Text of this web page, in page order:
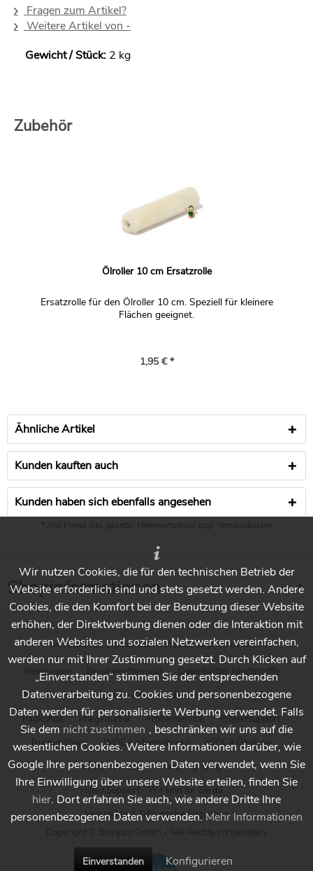
Fragen zum Artikel?
Weitere Artikel von -
Gewicht / Stück: 2 kg
Zubehör
Ölroller 10 cm Ersatzrolle
Ersatzrolle für den Ölroller 10 cm. Speziell für kleinere
Flächen geeignet.
1,95 € *
Ähnliche Artikel
Kunden kauften auch
Kunden haben sich ebenfalls angesehen
* Alle Preise inkl. gesetzl. Mehrwertsteuer zzgl. Versandkosten
Shopinformationen
* Alle Preise inkl. gesetzl. Mehrwertsteuer zzgl.Versandkosten
Anleitungen Beratungsformular
Datenblätter Inhaltsstoffe
Händlersuche - Finden Sie Ihren Händler vor Ort
Holzpflege
Padkunde
Pflegematrix Probenservice
Projektsupport
Trusted Shops
WOCA Informationen
WOCA Ökologie
WOCA Videos
Wocashop-Blog
Hilfe / Support - Wir sind für Sie da
Versand und Zahlungsbedingungen
Wir nutzen Cookies, die für den technischen Betrieb der
Website erforderlich sind und stets gesetzt werden. Andere
Cookies, die den Komfort bei der Benutzung dieser Website
erhöhen, der Direktwerbung dienen oder die Interaktion mit
anderen Websites und sozialen Netzwerken vereinfachen,
werden nur mit Ihrer Zustimmung gesetzt. Durch Klicken auf
„Einverstanden“ stimmen Sie der entsprechenden
Datenverarbeitung zu. Cookies und personenbezogene
Daten werden für personalisierte Werbung verwendet. Falls
Sie dem nicht zustimmen , beschränken wir uns auf die
wesentlichen Cookies. Weitere Informationen darüber, wie
Google Ihre personenbezogenen Daten verwendet, wenn Sie
Ihre Einwilligung über unsere Website erteilen, finden Sie
hier. Dort erfahren Sie auch, wie andere Dritte Ihre
personenbezogenen Daten verwenden. Mehr Informationen
Einverstanden Konfigurieren